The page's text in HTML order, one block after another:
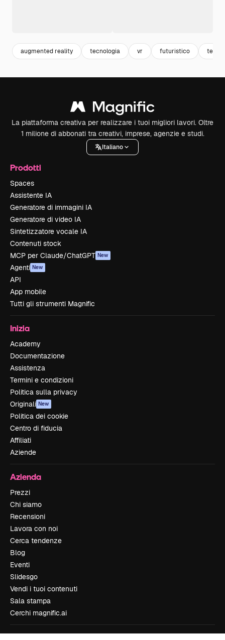
augmented reality tecnologia vr futuristico tech
La piattaforma creativa per realizzare i tuoi migliori lavori. Oltre
1 milione di abbonati tra creativi, imprese, agenzie e studi.
Italiano
Prodotti
Spaces
Assistente IA
Generatore di immagini IA
Generatore di video IA
Sintetizzatore vocale IA
Contenuti stock
MCP per Claude/ChatGPT New
Agenti New
API
App mobile
Tutti gli strumenti Magnific
Inizia
Academy
Documentazione
Assistenza
Termini e condizioni
Politica sulla privacy
Originali New
Politica dei cookie
Centro di fiducia
Affiliati
Aziende
Azienda
Prezzi
Chi siamo
Recensioni
Lavora con noi
Cerca tendenze
Blog
Eventi
Slidesgo
Vendi i tuoi contenuti
Sala stampa
Cerchi magnific.ai